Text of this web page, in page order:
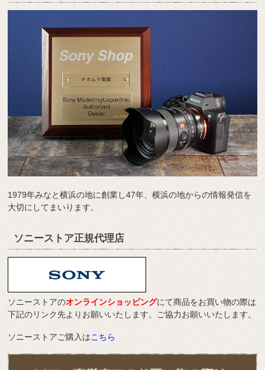
1979年みなと横浜の地に創業し47年、横浜の地からの情報発信を
大切にしてまいります。
ソニーストア正規代理店
ソニーストアのオンラインショッピングにて商品をお買い物の際は
下記のリンク先よりお願いいたします。ご協力お願いいたします。
ソニーストアご購入はこちら